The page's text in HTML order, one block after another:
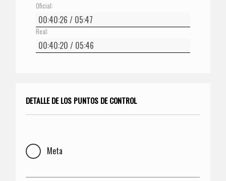
Oficial:
Real:
DETALLE DE LOS PUNTOS DE CONTROL
Meta